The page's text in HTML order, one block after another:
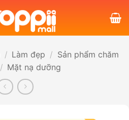
/ Làm đẹp / Sản phẩm chăm
/ Mặt nạ dưỡng